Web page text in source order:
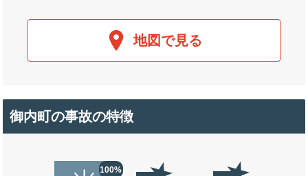
地図で見る
御内町の事故の特徴
100%